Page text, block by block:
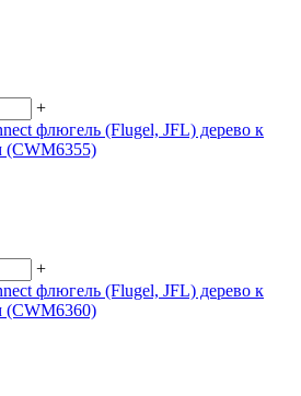
+
флюгель (Flugel, JFL) дерево к
(CWM6355)
+
флюгель (Flugel, JFL) дерево к
(CWM6360)